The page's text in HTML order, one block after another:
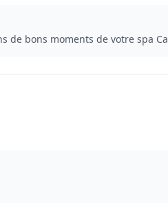
de bons moments de votre spa